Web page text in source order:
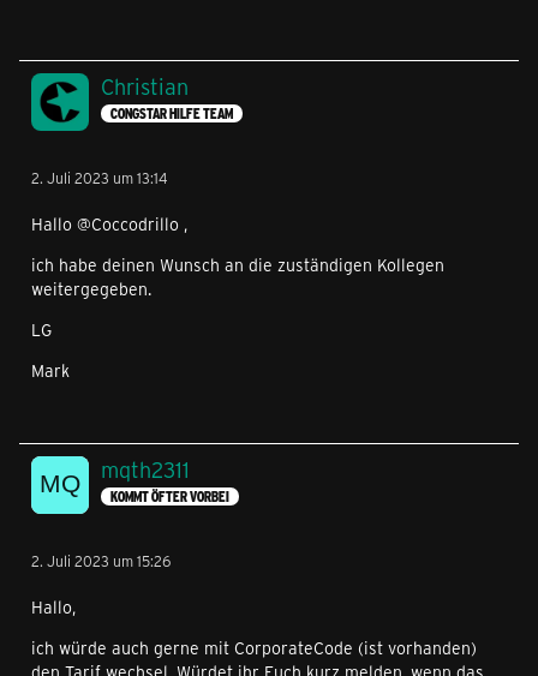
Christian
CONGSTAR HILFE TEAM
2. Juli 2023 um 13:14
Hallo @Coccodrillo ,
ich habe deinen Wunsch an die zuständigen Kollegen
weitergegeben.
LG
Mark
mqth2311
KOMMT ÖFTER VORBEI
2. Juli 2023 um 15:26
Hallo,
ich würde auch gerne mit CorporateCode (ist vorhanden)